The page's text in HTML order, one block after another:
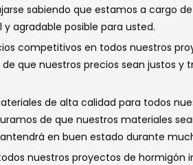
sabiendo que estamos a cargo
agradable posible para usted.
competitivos en todos nuestros
de que nuestros precios sean justos y
de alta calidad para todos
de que nuestros materiales
en buen estado durante
nuestros proyectos de hormigón